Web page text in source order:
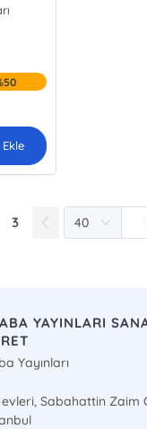
3
YAYINLARI
Yayınları
Sabahattin Zaim